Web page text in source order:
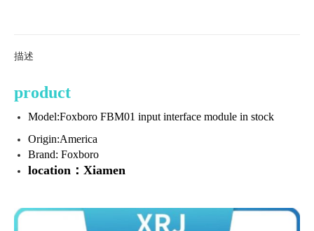
描述
product
Model:Foxboro FBM01 input interface module in stock
Origin:America
Brand: Foxboro
location：Xiamen